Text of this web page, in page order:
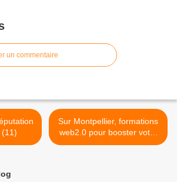
un commentaire
Sur Montpellier, formations
web2.0 pour booster votre
E-réputation et votre